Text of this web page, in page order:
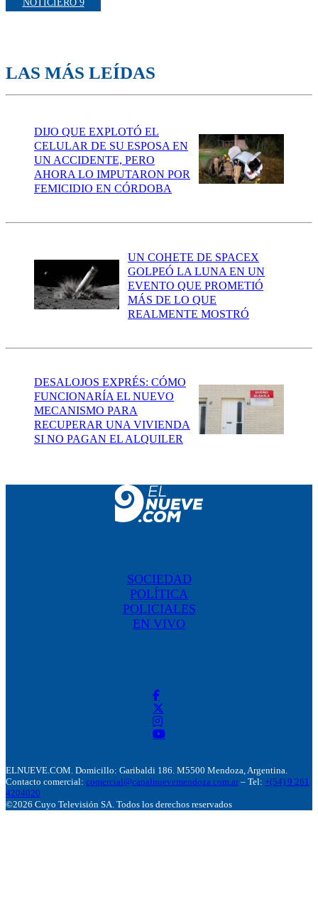
NOTICIERO 9
LAS MÁS LEÍDAS
DIJO QUE EXPLOTÓ EL
CELULAR DE SU ESPOSA EN
UN ACCIDENTE, PERO
AHORA LO IMPUTARON POR
FEMICIDIO EN CÓRDOBA
UN COHETE DE SPACEX
GOLPEÓ LA LUNA EN UN
EVENTO QUE PROMETIÓ
MÁS DE LO QUE
REALMENTE MOSTRÓ
DESALOJOS EXPRÉS: CÓMO
FUNCIONARÍA EL NUEVO
MECANISMO PARA
RECUPERAR UNA VIVIENDA
SI NO PAGAN EL ALQUILER
SOCIEDAD
POLÍTICA
POLICIALES
EN VIVO
ELNUEVE.COM. Domicillo: Garibaldi 186. M5500 Mendoza, Argentina.
Contacto comercial: comercial@canalnuevemendoza.com.ar – Tel: +(54) 9 261
4204020
©2026 Cuyo Televisión SA. Todos los derechos reservados